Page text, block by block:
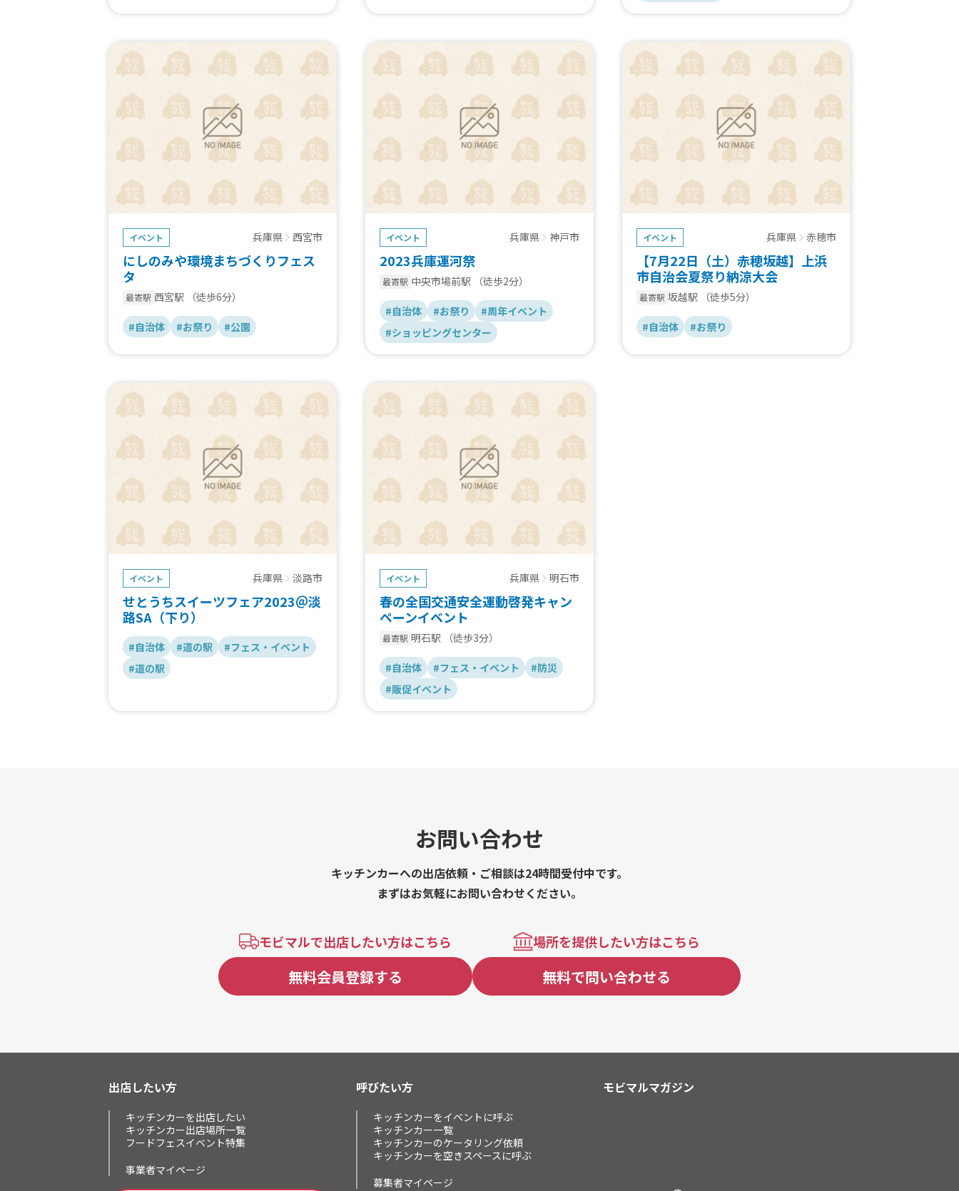
イベント 兵庫県 西宮市
にしのみや環境まちづくりフェス
タ
最寄駅 西宮駅 （徒歩6分）
#自治体 #お祭り #公園
イベント 兵庫県 神戸市
2023兵庫運河祭
最寄駅 中央市場前駅 （徒歩2分）
#自治体 #お祭り
#周年イベント
#ショッピングセンター
イベント 兵庫県 赤穂市
【7月22日（土）赤穂坂越】上浜
市自治会夏祭り納涼大会
最寄駅 坂越駅 （徒歩5分）
#自治体 #お祭り
イベント 兵庫県 淡路市
せとうちスイーツフェア2023＠淡
路SA（下り）
#自治体 #道の駅
#フェス・イベント
#道の駅
イベント 兵庫県 明石市
春の全国交通安全運動啓発キャン
ペーンイベント
最寄駅 明石駅 （徒歩3分）
#自治体 #フェス・イベント
#防災
#販促イベント
お問い合わせ
キッチンカーへの出店依頼・ご相談は24時間受付中です。
まずはお気軽にお問い合わせください。
モビマルで出店したい方はこちら
無料会員登録する
場所を提供したい方はこちら
無料で問い合わせる
出店したい方
キッチンカーを出店したい
キッチンカー出店場所一覧
フードフェスイベント特集
事業者マイページ
呼びたい方
キッチンカーをイベントに呼ぶ
キッチンカー一覧
キッチンカーのケータリング依頼
キッチンカーを空きスペースに呼ぶ
募集者マイページ
モビマルマガジン